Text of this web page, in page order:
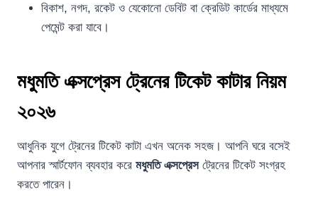
বিকাশ, নগদ, রকেট ও যেকোনো ডেবিট বা ক্রেডিট কার্ডের মাধ্যমে
পেমেন্ট করা যাবে।
মধুমতি এক্সপ্রেস ট্রেনের টিকেট কাটার নিয়ম
২০২৬
আধুনিক যুগে ট্রেনের টিকেট কাটা এখন অনেক সহজ। আপনি ঘরে বসেই
আপনার স্মার্টফোন ব্যবহার করে মধুমতি এক্সপ্রেসট্রেনের টিকেট সংগ্রহ
করতে পারেন।